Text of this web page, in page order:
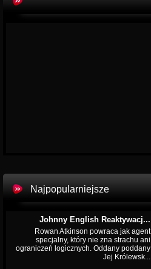
Najpopularniejsze
Johnny English Reaktywacj...
Rowan Atkinson powraca jak agent
specjalny, który nie zna strachu ani
ograniczeń logicznych. Oddany poddany
Jej Królewsk...